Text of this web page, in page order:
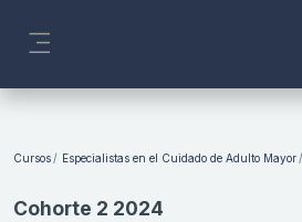
Bloques
Cursos Especialistas en el Cuidado de Adulto Mayor
Cohorte 2 2024